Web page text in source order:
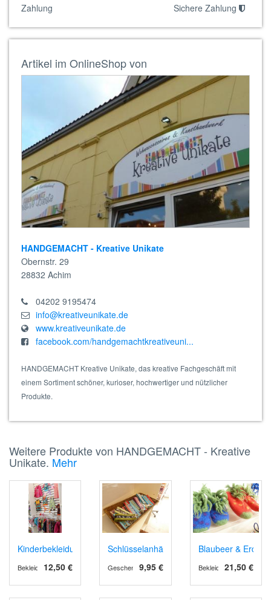
Zahlung
Sichere Zahlung
Artikel im OnlineShop von
HANDGEMACHT - Kreative Unikate
Obernstr. 29
28832 Achim
04202 9195474
info@kreativeunikate.de
www.kreativeunikate.de
facebook.com/handgemachtkreativeuni...
HANDGEMACHT Kreative Unikate, das kreative Fachgeschäft mit
einem Sortiment schöner, kurioser, hochwertiger und nützlicher
Produkte.
Weitere Produkte von HANDGEMACHT - Kreative
Unikate. Mehr
Kinderbekleidung
12,50 €
Bekleidung
Schlüsselanhänger
9,95 €
Geschenk-Ideen
Blaubeer &
21,50 €
Bekleidung